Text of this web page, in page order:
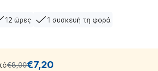
12 ώρες 1 συσκευή τη φορά
€8,00€7,20